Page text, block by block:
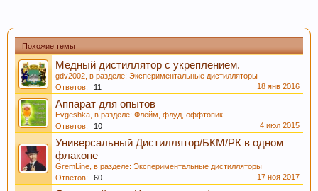
Похожие темы
Медный дистиллятор с укреплением.
gdv2002 , в разделе: Экспериментальные дистилляторы
Ответов:
11 18 янв 2016
Аппарат для опытов
Evgeshka , в разделе: Флейм, флуд, оффтопик
Ответов:
10 4 июл 2015
Универсальный Дистиллятор/БКМ/РК в одном
флаконе
GremLine , в разделе: Экспериментальные дистилляторы
Ответов:
60 17 ноя 2017